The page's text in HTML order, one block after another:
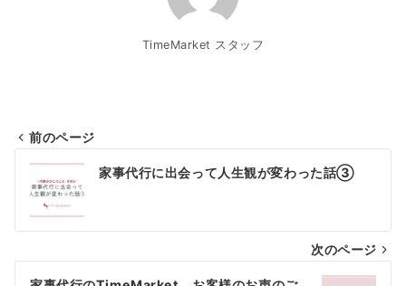
TimeMarket スタッフ
投
稿
ナ
ビ
前のページ
家事代行に出会って人生観が変わった話③
次のページ